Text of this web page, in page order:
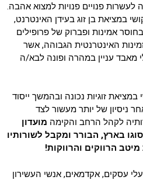
פנויים פנויות למצוא אהבה.
במציאת בן זוג בעידן האינטרנט,
אמינות ופברוק של פרופילים
האינטרנטית הגבוהה, אשר
מאבד עניין במהרה ופונה לבא/ה
זוגיות נכונה ובהמשך ייסוד
ניסיון של יותר מעשור לצד
לקהל הרחב והקימה מועדון
בארץ, הבורר ומקבל לשורותיו
הרווקים והרווקות!
עסקים, אקדמאים, אנשי העשירון